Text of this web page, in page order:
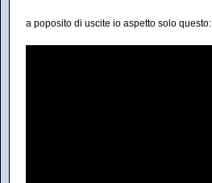
a poposito di uscite io aspetto solo questo: